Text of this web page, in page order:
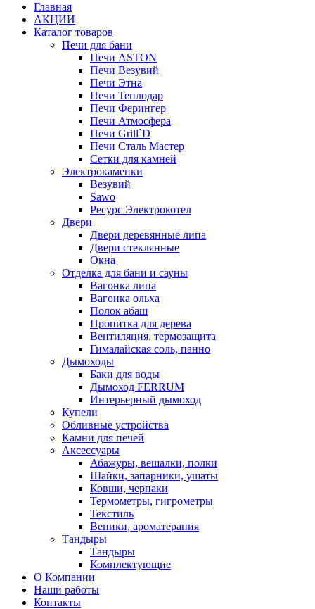
Главная
АКЦИИ
Каталог товаров
Печи для бани
Печи ASTON
Печи Везувий
Печи Этна
Печи Теплодар
Печи Ферингер
Печи Атмосфера
Печи Grill`D
Печи Сталь Мастер
Сетки для камней
Электрокаменки
Везувий
Sawo
Ресурс Электрокотел
Двери
Двери деревянные липа
Двери стеклянные
Окна
Отделка для бани и сауны
Вагонка липа
Вагонка ольха
Полок абаш
Пропитка для дерева
Вентиляция, термозащита
Гималайская соль, панно
Дымоходы
Баки для воды
Дымоход FERRUM
Интерьерный дымоход
Купели
Обливные устройства
Камни для печей
Аксессуары
Абажуры, вешалки, полки
Шайки, запарники, ушаты
Ковши, черпаки
Термометры, гигрометры
Текстиль
Веники, ароматерапия
Тандыры
Тандыры
Комплектующие
О Компании
Наши работы
Контакты